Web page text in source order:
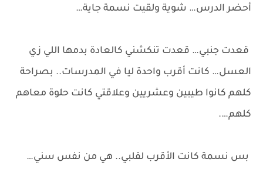
أحضر الدرس… شوية ولقيت نسمة جاية…
قعدت جنبي… قعدت تنكشني كالعادة بدمها اللي زي
العسل… كانت أقرب واحدة ليا في المدرسات.. بصراحة
كلهم كانوا طيبين وعشريين وعلاقتي كانت حلوة معاهم
كلهم….
بس نسمة كانت الأقرب لقلبي.. هي من نفس سني…